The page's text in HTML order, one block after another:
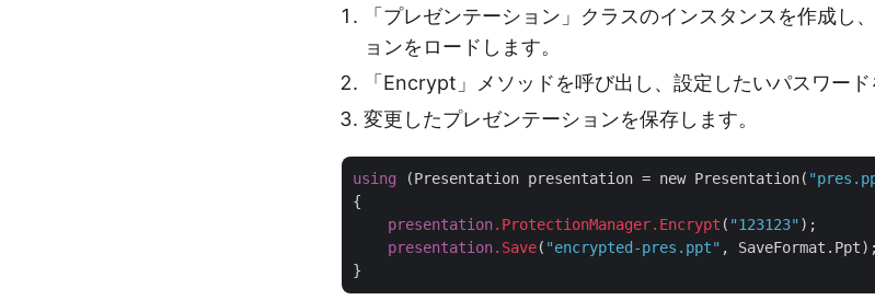
「プレゼンテーション」クラスのインスタンスを作成し
ョンをロードします。
「Encrypt」メソッドを呼び出し、設定したいパスワード
変更したプレゼンテーションを保存します。
using (Presentation presentation = new Presentation(
{
presentation.ProtectionManager.Encrypt ( "123123" );
presentation.Save( "encrypted-pres.ppt" , SaveFormat.Ppt);